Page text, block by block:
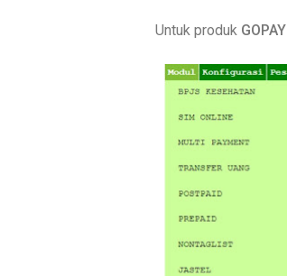
Untuk produk GOPAY